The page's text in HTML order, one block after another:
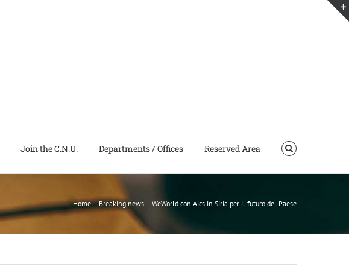
Join the C.N.U. Departments / Offices Reserved Area
Home | Breaking news | WeWorld con Aics in Siria per il futuro del Paese